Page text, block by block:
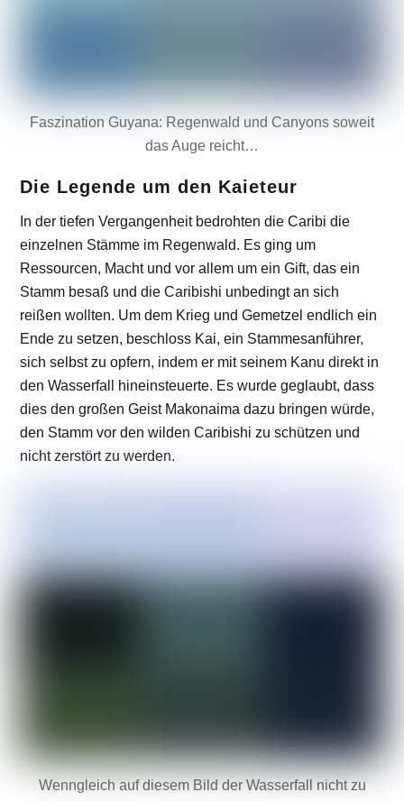
Faszination Guyana: Regenwald und Canyons soweit
das Auge reicht…
Die Legende um den Kaieteur
In der tiefen Vergangenheit bedrohten die Caribi die
einzelnen Stämme im Regenwald. Es ging um
Ressourcen, Macht und vor allem um ein Gift, das ein
Stamm besaß und die Caribishi unbedingt an sich
reißen wollten. Um dem Krieg und Gemetzel endlich ein
Ende zu setzen, beschloss Kai, ein Stammesanführer,
sich selbst zu opfern, indem er mit seinem Kanu direkt in
den Wasserfall hineinsteuerte. Es wurde geglaubt, dass
dies den großen Geist Makonaima dazu bringen würde,
den Stamm vor den wilden Caribishi zu schützen und
nicht zerstört zu werden.
Wenngleich auf diesem Bild der Wasserfall nicht zu